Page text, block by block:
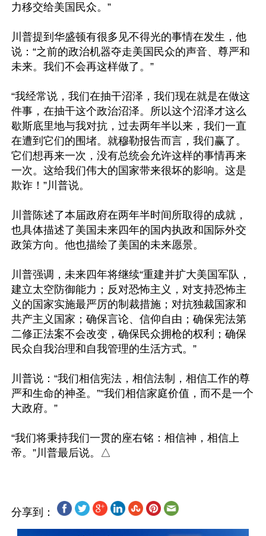
力移交给美国民众。”
川普提到华盛顿有很多见不得光的事情在发生，他
说：“之前的政治机器夺走美国民众的声音、尊严和
未来。我们不会再这样做了。”
“我经常说，我们在抽干沼泽，我们现在就是在做这
件事，在抽干这个政治沼泽。所以这个沼泽才这么
歇斯底里地与我对抗，过去两年半以来，我们一直
在遭到它们的围堵。就穆勒报告而言，我们赢了。
它们想再来一次，没有总统会允许这样的事情再来
一次。这给我们伟大的国家带来很坏的影响。这是
欺诈！”川普说。
川普陈述了本届政府在两年半时间所取得的成就，
也具体描述了美国未来四年的国内执政和国际外交
政策方向。他也描绘了美国的未来愿景。
川普强调，未来四年将继续“重建并扩大美国军队，
建立太空防御能力；反对恐怖主义，对支持恐怖主
义的国家实施最严厉的制裁措施；对抗独裁国家和
共产主义国家；确保言论、信仰自由；确保宪法第
二修正法案不会改变，确保民众拥枪的权利；确保
民众自我治理和自我管理的生活方式。”
川普说：“我们相信宪法，相信法制，相信工作的尊
严和生命的神圣。”“我们相信家庭价值，而不是一个
大政府。”
“我们将秉持我们一贯的座右铭：相信神，相信上
分享到：